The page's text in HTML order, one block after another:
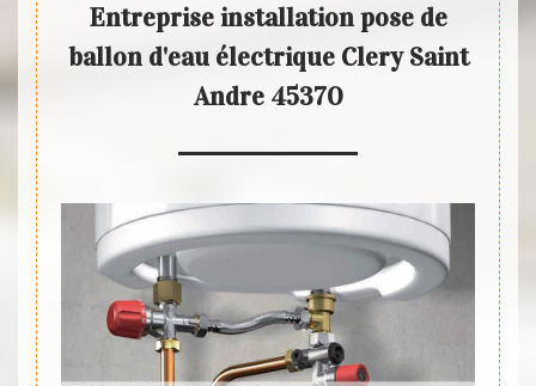
Entreprise installation pose de
ballon d'eau électrique Clery Saint
Andre 45370